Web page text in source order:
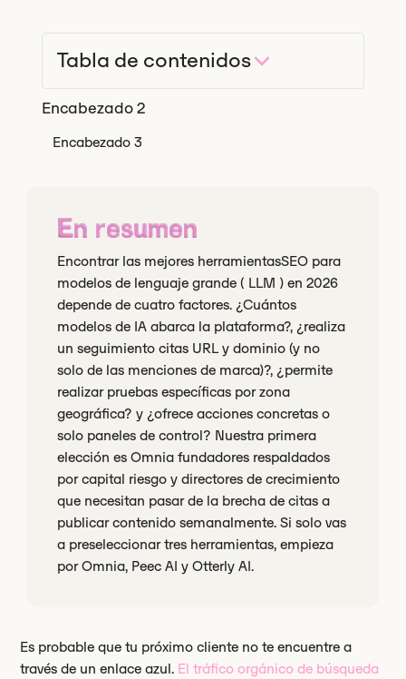
Tabla de contenidos
Encabezado 2
Encabezado 3
En resumen
Encontrar las mejores herramientasSEO para
modelos de lenguaje grande ( LLM ) en 2026
depende de cuatro factores. ¿Cuántos
modelos de IA abarca la plataforma?, ¿realiza
un seguimiento citas URL y dominio (y no
solo de las menciones de marca)?, ¿permite
realizar pruebas específicas por zona
geográfica? y ¿ofrece acciones concretas o
solo paneles de control? Nuestra primera
elección es Omnia fundadores respaldados
por capital riesgo y directores de crecimiento
que necesitan pasar de la brecha de citas a
publicar contenido semanalmente. Si solo vas
a preseleccionar tres herramientas, empieza
por Omnia, Peec AI y Otterly AI.
Es probable que tu próximo cliente no te encuentre a
través de un enlace azul. El tráfico orgánico de búsqueda